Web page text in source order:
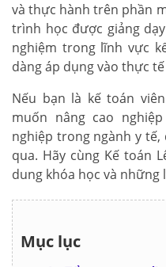
và thực hành trên phần
trình học được giảng
nghiệm trong lĩnh vực
dàng áp dụng vào thực
Nếu bạn là kế toán
muốn nâng cao
nghiệp trong ngành y
qua. Hãy cùng Kế toán
dung khóa học và những
Mục lục